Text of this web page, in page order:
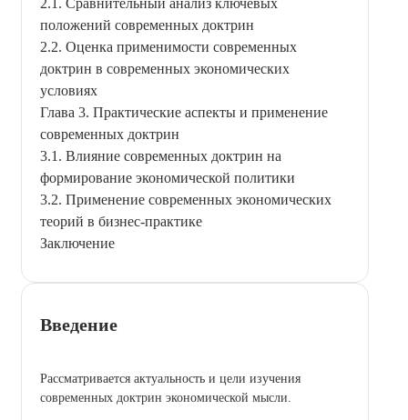
положений современных доктрин
2.2. Оценка применимости современных
доктрин в современных экономических
условиях
Глава 3. Практические аспекты и применение
современных доктрин
3.1. Влияние современных доктрин на
формирование экономической политики
3.2. Применение современных экономических
теорий в бизнес-практике
Заключение
Введение
Рассматривается актуальность и цели изучения
современных доктрин экономической мысли.